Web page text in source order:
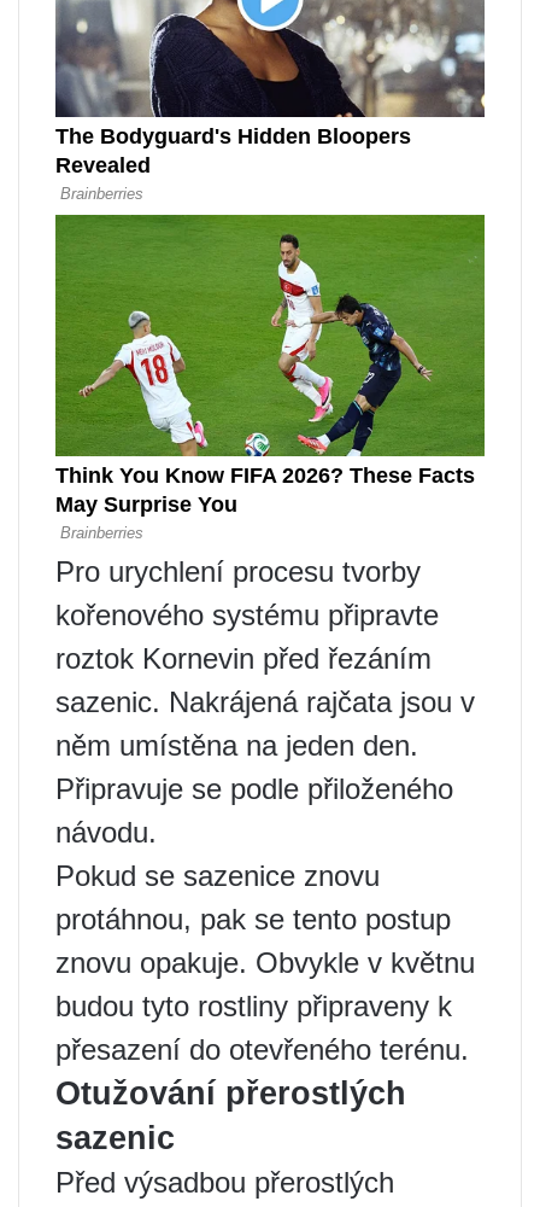
Pro urychlení procesu tvorby
kořenového systému připravte
roztok Kornevin před řezáním
sazenic. Nakrájená rajčata jsou v
něm umístěna na jeden den.
Připravuje se podle přiloženého
návodu.
Pokud se sazenice znovu
protáhnou, pak se tento postup
znovu opakuje. Obvykle v květnu
budou tyto rostliny připraveny k
přesazení do otevřeného terénu.
Otužování přerostlých
sazenic
Před výsadbou přerostlých